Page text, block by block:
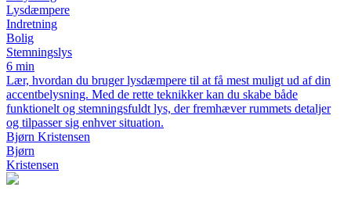
Lysdæmpere
Indretning
Bolig
Stemningslys
6 min
Lær, hvordan du bruger lysdæmpere til at få mest muligt ud af din
accentbelysning. Med de rette teknikker kan du skabe både
funktionelt og stemningsfuldt lys, der fremhæver rummets detaljer
og tilpasser sig enhver situation.
Bjørn Kristensen
Bjørn
Kristensen